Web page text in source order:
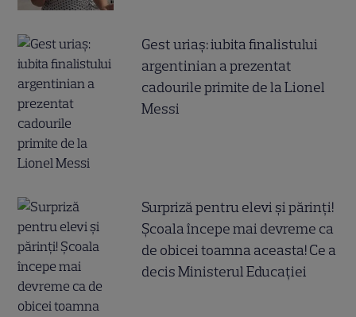
Gest uriaș: iubita finalistului
argentinian a prezentat
cadourile primite de la Lionel
Messi
Surpriză pentru elevi și părinți!
Școala începe mai devreme ca
de obicei toamna aceasta! Ce a
decis Ministerul Educației